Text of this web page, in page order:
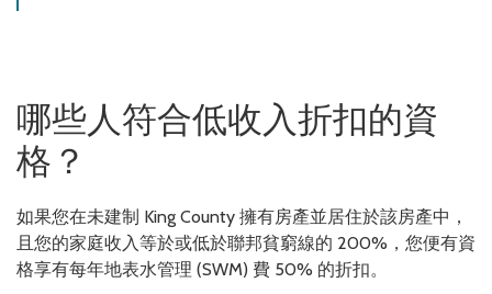
哪些人符合低收入折扣的資
格？
如果您在未建制 King County 擁有房產並居住於該房產中，
且您的家庭收入等於或低於聯邦貧窮線的 200%，您便有資
格享有每年地表水管理 (SWM) 費 50% 的折扣。